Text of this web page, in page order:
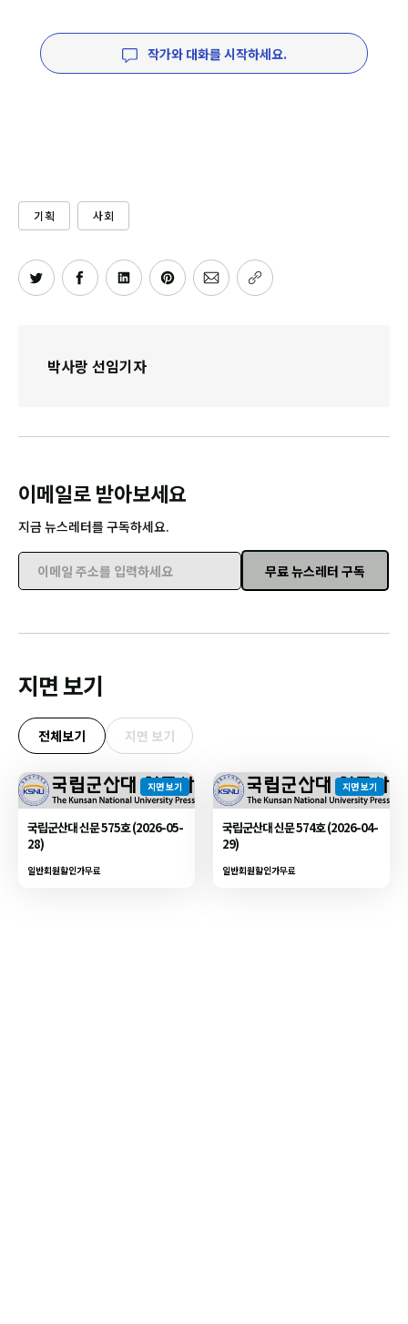
작가와 대화를 시작하세요.
기획 사회
박사랑 선임기자
이메일로 받아보세요
지금 뉴스레터를 구독하세요.
이메일 주소를 입력하세요
무료 뉴스레터 구독
지면 보기
전체보기 지면 보기
지면 보기
국립군산대 신문 575호 (2026-05-
28)
일반회원할인가무료
지면 보기
국립군산대 신문 574호 (2026-04-
29)
일반회원할인가무료